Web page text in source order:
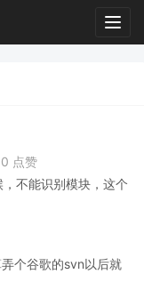
0 点赞
不能识别模块，这个
个谷歌的svn以后就